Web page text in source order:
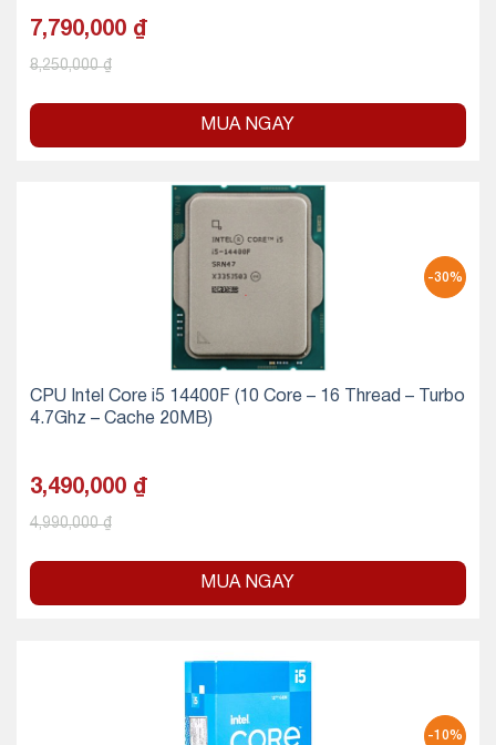
7,790,000 ₫
8,250,000₫
MUA NGAY
-30%
CPU Intel Core i5 14400F (10 Core – 16 Thread – Turbo
4.7Ghz – Cache 20MB)
3,490,000 ₫
4,990,000₫
MUA NGAY
-10%